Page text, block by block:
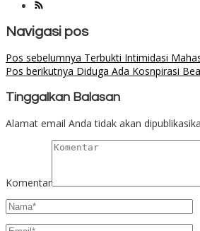
Navigasi pos
Pos sebelumnya Terbukti Intimidasi
Pos berikutnya Diduga Ada Kosnpirasi
Tinggalkan Balasan
Alamat email Anda tidak akan
Komentar